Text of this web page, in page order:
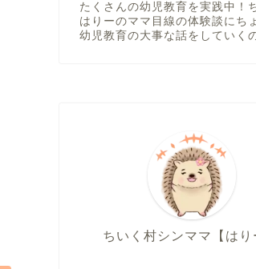
たくさんの幼児教育を実践中！
はりーのママ目線の体験談にち
幼児教育の大事な話をしていく
ちいく村シンママ【はり